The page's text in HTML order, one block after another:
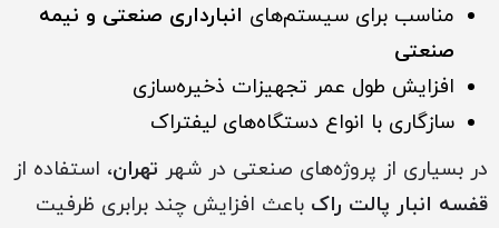
مناسب برای سیستم‌های انبارداری صنعتی و نیمه
صنعتی
افزایش طول عمر تجهیزات ذخیره‌سازی
سازگاری با انواع دستگاه‌های لیفتراک
در بسیاری از پروژه‌های صنعتی در شهر تهران، استفاده از
قفسه انبار پالت راک باعث افزایش چند برابری ظرفیت